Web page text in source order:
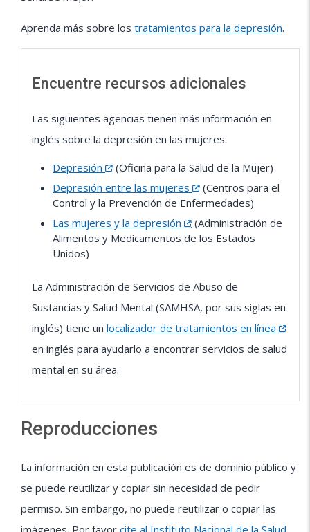
Aprenda más sobre los tratamientos para la depresión.
Encuentre recursos adicionales
Las siguientes agencias tienen más información en
inglés sobre la depresión en las mujeres:
Depresión
(Oficina para la Salud de la Mujer)
Depresión entre las mujeres
(Centros para el
Control y la Prevención de Enfermedades)
Las mujeres y la depresión
(Administración de
Alimentos y Medicamentos de los Estados
Unidos)
La Administración de Servicios de Abuso de
Sustancias y Salud Mental (SAMHSA, por sus siglas en
inglés) tiene un localizador de tratamientos en línea
en inglés para ayudarlo a encontrar servicios de salud
mental en su área.
Reproducciones
La información en esta publicación es de dominio público y
se puede reutilizar y copiar sin necesidad de pedir
permiso. Sin embargo, no puede reutilizar o copiar las